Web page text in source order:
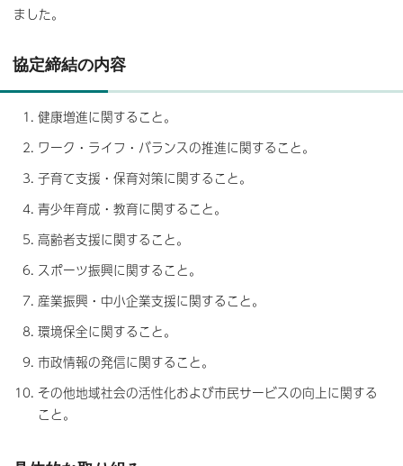
ました。
協定締結の内容
健康増進に関すること。
ワーク・ライフ・バランスの推進に関すること。
子育て支援・保育対策に関すること。
青少年育成・教育に関すること。
高齢者支援に関すること。
スポーツ振興に関すること。
産業振興・中小企業支援に関すること。
環境保全に関すること。
市政情報の発信に関すること。
その他地域社会の活性化および市民サービスの向上に関する
こと。